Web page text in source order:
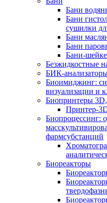
Бани
Бани
сушилки
Бани
Бани
Бани-
Безжидкостные
БИК-
Биоимиджинг:
визуализации и
Биопринтеры
Принтер-
Биопроцессинг:
фармсубстанций
Биореакторы